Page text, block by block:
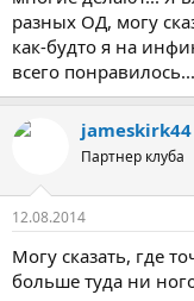
разных ОД, могу
как-будто я на
всего понравилось...
jameskirk44
Партнер клуба
12.08.2014
Могу сказать, где
больше туда ни